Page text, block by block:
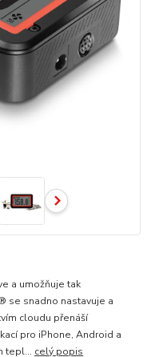
a umožňuje tak
se snadno nastavuje a
cloudu přenáší
pro iPhone, Android a
tepl... celý popis